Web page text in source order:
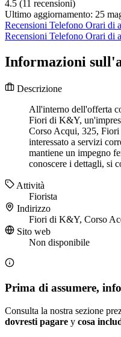
4.5 (11 recensioni)
Ultimo aggiornamento: 25
Recensioni Telefono Orari di
Recensioni Telefono Orari di
Informazioni
Descrizione
All'interno dell'offerta
Fiori di K&Y,
Corso Acqui, 325,
interessato a servizi
mantiene un impegno
conoscere i dettagli, si
Attività
Fiorista
Indirizzo
Fiori di K&Y, Corso
Sito web
Non disponibile
Prima di assumere,
Consulta la nostra sezione
dovresti pagare y cosa